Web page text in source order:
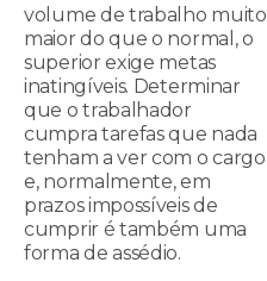
volume de trabalho muito
maior do que o normal, o
superior exige metas
inatingíveis. Determinar
que o trabalhador
cumpra tarefas que nada
tenham a ver com o cargo
e, normalmente, em
prazos impossíveis de
cumprir é também uma
forma de assédio.